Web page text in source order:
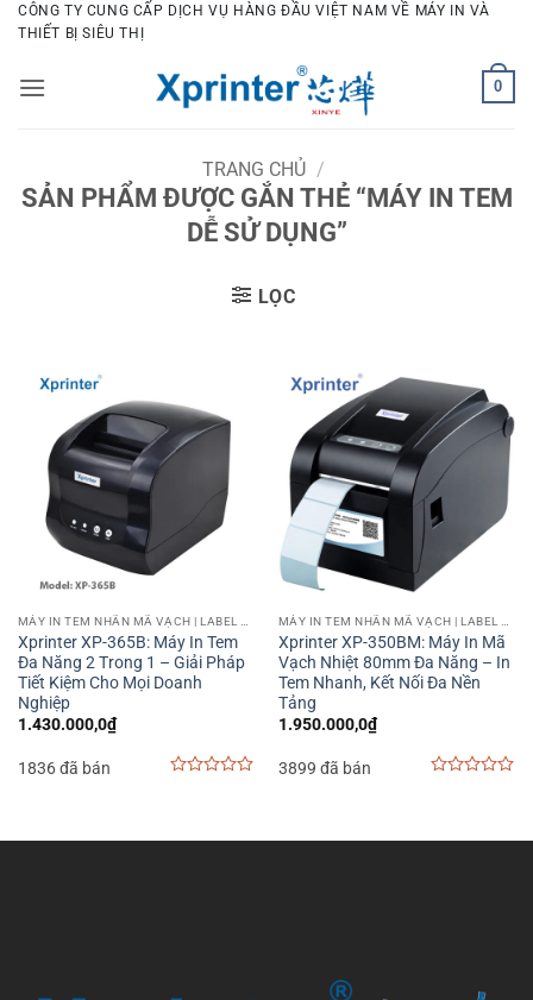
Bỏ
qua
dung
CÔNG TY CUNG CẤP DỊCH VỤ HÀNG ĐẦU VIỆT NAM VỀ MÁY IN VÀ
THIẾT BỊ SIÊU THỊ
0
TRANG CHỦ /
SẢN PHẨM ĐƯỢC GẮN THẺ “MÁY IN TEM
DỄ SỬ DỤNG”
LỌC
Xprinter XP-365B: Máy In Tem
Đa Năng 2 Trong 1 – Giải Pháp
Tiết Kiệm Cho Mọi Doanh
Nghiệp
1.430.000,0₫
1836 đã bán
5
Xprinter XP-350BM: Máy In Mã
Vạch Nhiệt 80mm Đa Năng – In
Tem Nhanh, Kết Nối Đa Nền
Tảng
1.950.000,0₫
3899 đã bán
5